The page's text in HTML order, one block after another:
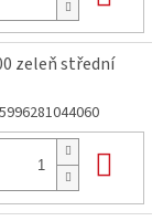
zeleň střední
5996281044060